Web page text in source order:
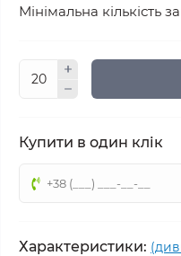
Мінімальна кількість
Купити в один клік
Характеристики: